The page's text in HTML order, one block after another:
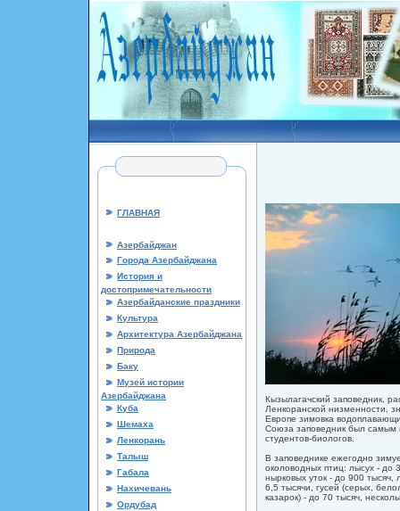
ГЛАВНАЯ
Азербайджан
Города Азербайджана
История и
достопримечательности
Азербайданские праздники
Культура
Архитектура Азербайджана
Природа
Баку
Музей истории
Азербайджана
Куба
Шемаха
Ленкорань
Талыш
Габала
Нахичевань
Ордубад
Кызылагачский заповедник,
Ленкоранской низменности,
Европе зимовка
Союза заповедник был самым
студентов-биологов.
В заповеднике ежегодно
околоводных птиц: лысух - до
нырковых уток - до 900
6,5 тысячи, гусей (серых,
казарок) - до 70 тысяч,